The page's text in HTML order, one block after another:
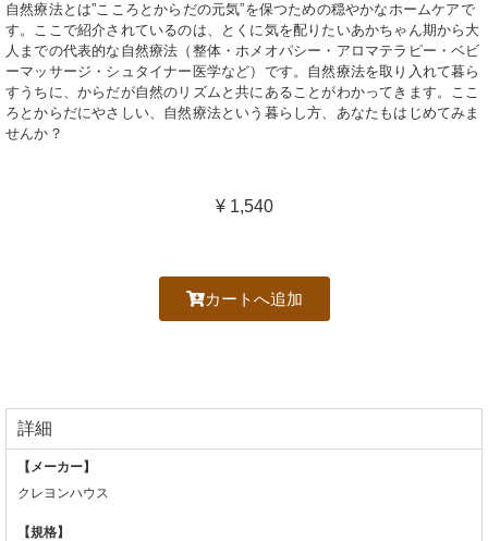
自然療法とは”こころとからだの元気”を保つための穏やかなホームケアで
す。ここで紹介されているのは、とくに気を配りたいあかちゃん期から大
人までの代表的な自然療法（整体・ホメオパシー・アロマテラピー・ベビ
ーマッサージ・シュタイナー医学など）です。自然療法を取り入れて暮ら
すうちに、からだが自然のリズムと共にあることがわかってきます。ここ
ろとからだにやさしい、自然療法という暮らし方、あなたもはじめてみま
せんか？
¥ 1,540
カートへ追加
詳細
【メーカー】
クレヨンハウス
【規格】